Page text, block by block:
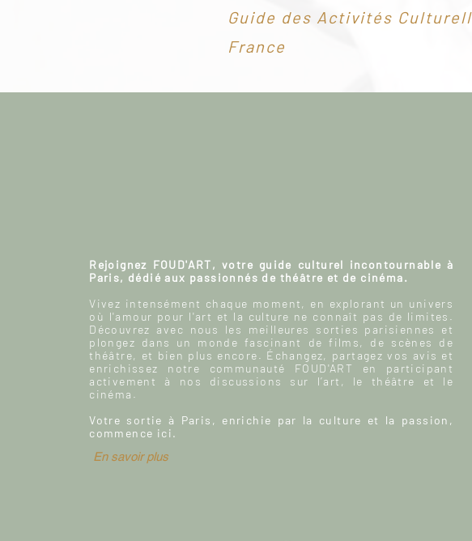
Guide des Activités
France
Rejoignez FOUD'ART, votre guide culturel incontournable à
Paris, dédié aux passionnés de théâtre et de cinéma.
Vivez intensément chaque moment, en explorant un univers
où l'amour pour l'art et la culture ne connaît pas de limites.
Découvrez avec nous les meilleures sorties parisiennes et
plongez dans un monde fascinant de films, de scènes de
théâtre, et bien plus encore. Échangez, partagez vos avis et
enrichissez notre communauté FOUD'ART en participant
activement à nos discussions sur l’art, le théâtre et le
cinéma.
Votre sortie à Paris, enrichie par la culture et la passion,
commence ici.
En savoir plus